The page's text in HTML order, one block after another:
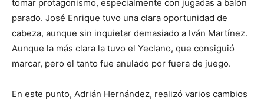
tomar protagonismo, especialmente con jugadas a balón
parado. José Enrique tuvo una clara oportunidad de
cabeza, aunque sin inquietar demasiado a Iván Martínez.
Aunque la más clara la tuvo el Yeclano, que consiguió
marcar, pero el tanto fue anulado por fuera de juego.
En este punto, Adrián Hernández, realizó varios cambios